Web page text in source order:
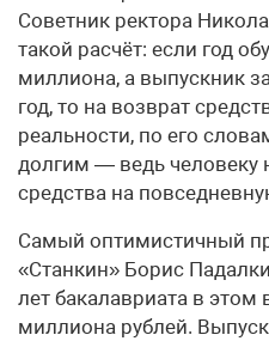
Советник ректора
такой расчёт: если год
миллиона, а выпускник
год, то на возврат
реальности, по его
долгим — ведь человеку
средства на
Самый оптимистичный
«Станкин» Борис
лет бакалавриата в этом
миллиона рублей.